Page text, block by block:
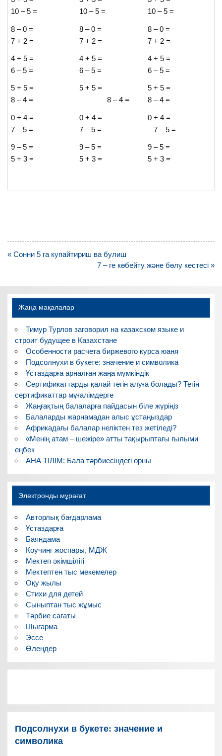
10 – 5 =
8 – 0 =
7 + 2 =
4 + 5 =
6 – 5 =
5 + 5 =
8 – 4 =
0 + 4 =
7 – 5 =
9 – 5 =
5 + 3 =
10 – 5 =
8 – 0 =
7 + 2 =
4 + 5 =
6 – 5 =
5 + 5 =
8 – 4 =
0 + 4 =
7 – 5 =
9 – 5 =
5 + 3 =
10 – 5 =
8 – 0 =
7 + 2 =
4 + 5 =
6 – 5 =
5 + 5 =
8 – 4 =
0 + 4 =
7 – 5 =
9 – 5 =
5 + 3 =
Навигация
« Сонни 5 га купайтириш ва булиш
7 – ге көбейту және бөлу кестесі »
Жаңа мақалалар
Тимур Турлов заговорил на казахском языке и
строит будущее в Казахстане
Особенности расчета биржевого курса юаня
Подсолнухи в букете: значение и символика
Ұстаздарға арналған жаңа мүмкіндік
Сертификаттарды қалай тегін алуға болады? Тегін
сертификаттар мұғалімдерге
Жаңғақтың балаларға пайдасын біле жүріңіз
Балаларды жарнамадан алыс ұстаңыздар
Африкадағы балалар неліктен тез жетіледі?
«Менің атам – шежіре» атты тақырыптағы ғылыми
еңбек
АНА ТІЛІМ: Бала тәрбиесіндегі орны
Электронды мұрағат
Авторлық бағдарлама
Ұстаздарға
Баяндама
Коучинг жоспары, МДЖ
Мектеп әкімшілігі
Мектептен тыс мекемелер
Оқу жылы
Стихи для детей
Сыныптан тыс жұмыс
Тәрбие сағаты
Шығарма
Эссе
Өлеңдер
Подсолнухи в букете: значение и
символика